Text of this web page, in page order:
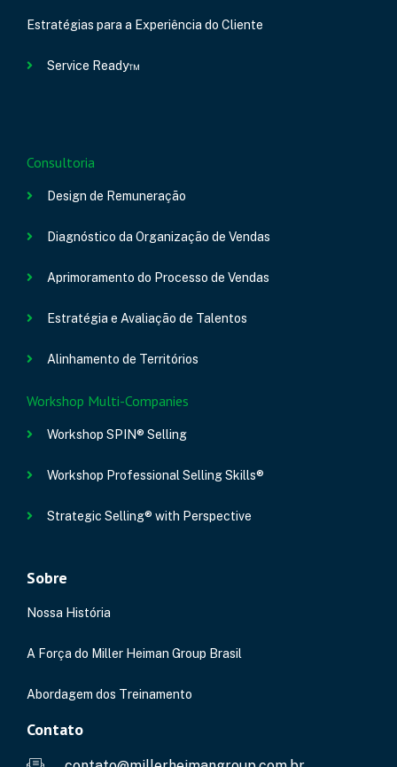
Estratégias para a Experiência do Cliente
Service Ready™
Consultoria
Design de Remuneração
Diagnóstico da Organização de Vendas
Aprimoramento do Processo de Vendas
Estratégia e Avaliação de Talentos
Alinhamento de Territórios
Workshop Multi-Companies
Workshop SPIN® Selling
Workshop Professional Selling Skills®
Strategic Selling® with Perspective
Sobre
Nossa História
A Força do Miller Heiman Group Brasil
Abordagem dos Treinamento
Contato